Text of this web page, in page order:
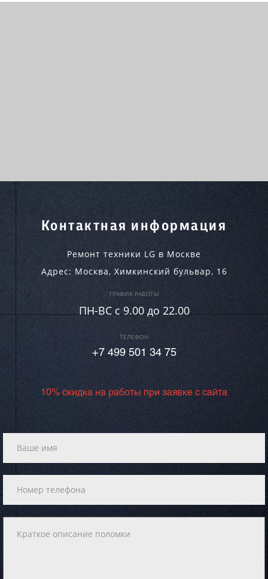
Контактная информация
Ремонт техники LG в Москве
Адрес: Москва, Химкинский бульвар, 16
ГРАФИК РАБОТЫ
ПН-ВC c 9.00 до 22.00
ТЕЛЕФОН
+7 499 501 34 75
10% скидка на работы при заявке с сайта